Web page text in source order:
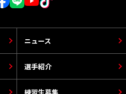
選手紹介
ニュース
練習生募集